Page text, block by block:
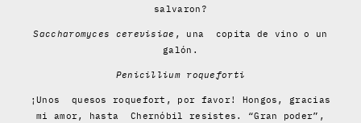
salvaron?
Saccharomyces cerevisiae , una copita de vino o un
galón.
Penicillium roqueforti
¡Unos quesos roquefort, por favor! Hongos, gracias
mi amor, hasta Chernóbil resistes. “Gran poder”,